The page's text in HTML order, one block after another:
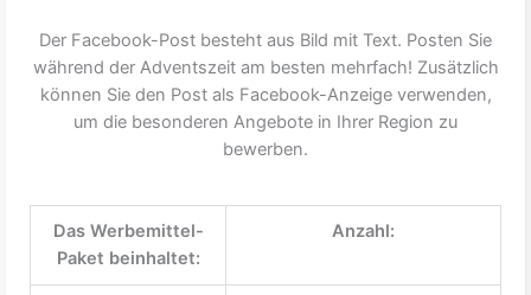
Der Facebook-Post besteht aus Bild mit Text. Posten Sie
während der Adventszeit am besten mehrfach! Zusätzlich
können Sie den Post als Facebook-Anzeige verwenden,
um die besonderen Angebote in Ihrer Region zu
bewerben.
Das Werbemittel-
Paket beinhaltet:
Anzahl: